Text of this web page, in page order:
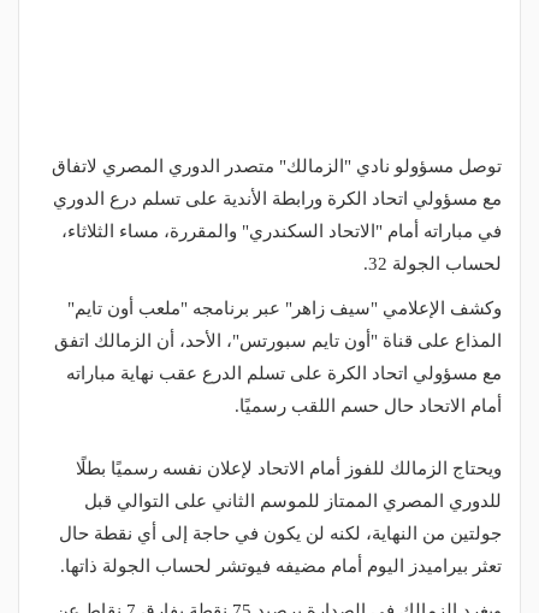
توصل مسؤولو نادي "الزمالك" متصدر الدوري المصري لاتفاق
مع مسؤولي اتحاد الكرة ورابطة الأندية على تسلم درع الدوري
في مباراته أمام "الاتحاد السكندري" والمقررة، مساء الثلاثاء،
لحساب الجولة 32.
وكشف الإعلامي "سيف زاهر" عبر برنامجه "ملعب أون تايم"
المذاع على قناة "أون تايم سبورتس"، الأحد، أن الزمالك اتفق
مع مسؤولي اتحاد الكرة على تسلم الدرع عقب نهاية مباراته
أمام الاتحاد حال حسم اللقب رسميًا.
ويحتاج الزمالك للفوز أمام الاتحاد لإعلان نفسه رسميًا بطلًا
للدوري المصري الممتاز للموسم الثاني على التوالي قبل
جولتين من النهاية، لكنه لن يكون في حاجة إلى أي نقطة حال
تعثر بيراميدز اليوم أمام مضيفه فيوتشر لحساب الجولة ذاتها.